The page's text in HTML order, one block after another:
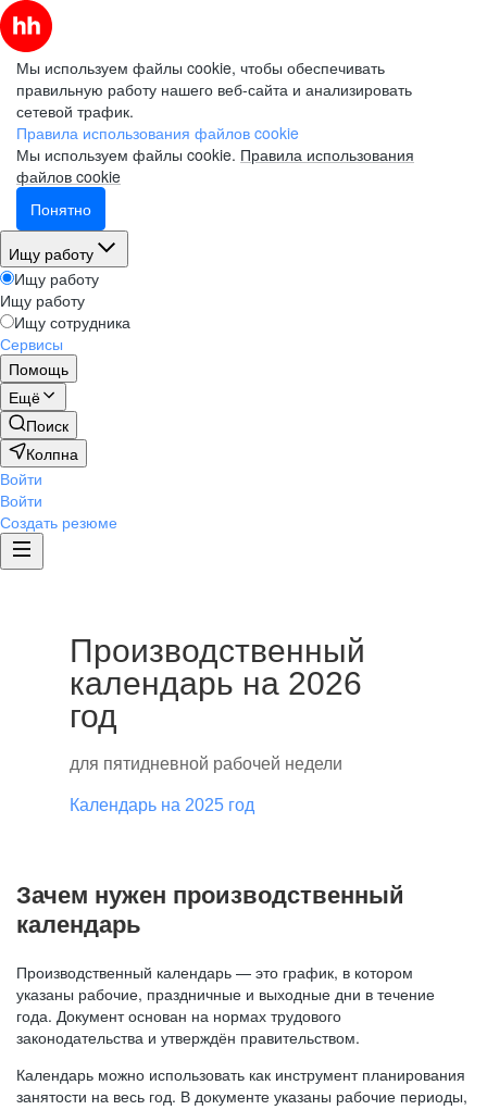
Мы используем файлы cookie, чтобы обеспечивать
правильную работу нашего веб-сайта и анализировать
сетевой трафик.
Правила использования файлов cookie
Мы используем файлы cookie. Правила использования
файлов cookie
Понятно
Ищу работу
Ищу работу
Ищу работу
Ищу сотрудника
Сервисы
Помощь
Ещё
Поиск
Колпна
Войти
Войти
Создать резюме
Производственный
календарь на 2026
год
для пятидневной рабочей недели
Календарь на 2025 год
Зачем нужен производственный
календарь
Производственный календарь — это график, в котором
указаны рабочие, праздничные и выходные дни в течение
года. Документ основан на нормах трудового
законодательства и утверждён правительством.
Календарь можно использовать как инструмент планирования
занятости на весь год. В документе указаны рабочие периоды,